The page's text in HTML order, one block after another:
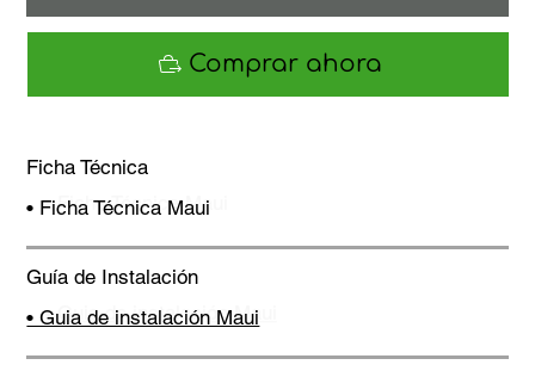
Comprar ahora
Ficha Técnica
• Ficha Técnica Maui
Guía de Instalación
• Guia de instalación Maui